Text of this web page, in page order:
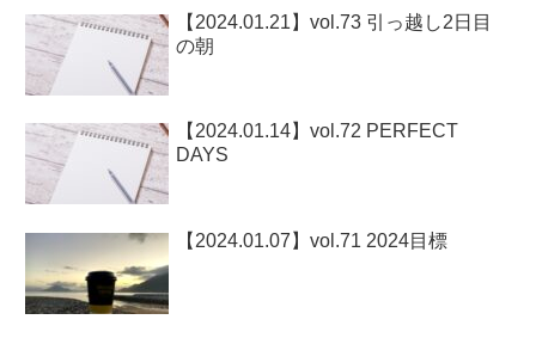
【2024.01.21】vol.73 引っ越し2日目
の朝
【2024.01.14】vol.72 PERFECT
DAYS
【2024.01.07】vol.71 2024目標